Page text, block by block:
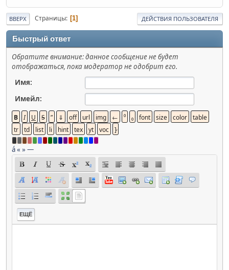
ВВЕРХ Страницы 1 ДЕЙСТВИЯ ПОЛЬЗОВАТЕЛЯ
Быстрый ответ
Обратите внимание: данное сообщение не будет
отображаться, пока модератор не одобрит его.
Имя:
Имейл:
á« »—
ЕЩЁ